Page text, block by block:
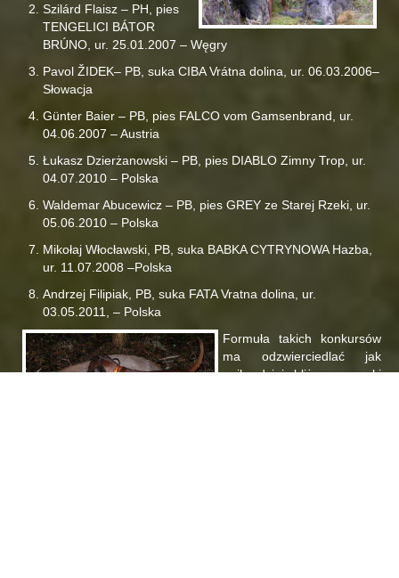
Szilárd Flaisz – PH, pies
TENGELICI BÁTOR
BRÚNO, ur. 25.01.2007 – Węgry
Pavol ŽIDEK– PB, suka CIBA Vrátna dolina, ur. 06.03.2006–
Słowacja
Günter Baier – PB, pies FALCO vom Gamsenbrand, ur.
04.06.2007 – Austria
Łukasz Dzierżanowski – PB, pies DIABLO Zimny Trop, ur.
04.07.2010 – Polska
Waldemar Abucewicz – PB, pies GREY ze Starej Rzeki, ur.
05.06.2010 – Polska
Mikołaj Włocławski, PB, suka BABKA CYTRYNOWA Hazba,
ur. 11.07.2008 –Polska
Andrzej Filipiak, PB, suka FATA Vratna dolina, ur.
03.05.2011, – Polska
Formuła takich konkursów
ma odzwierciedlać jak
najbardziej zbliżone warunki